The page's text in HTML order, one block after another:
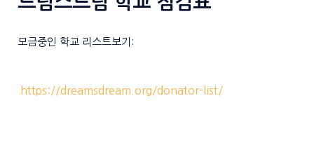
모금중인 학교 리스트보기:
https://dreamsdream.org/donator-list/